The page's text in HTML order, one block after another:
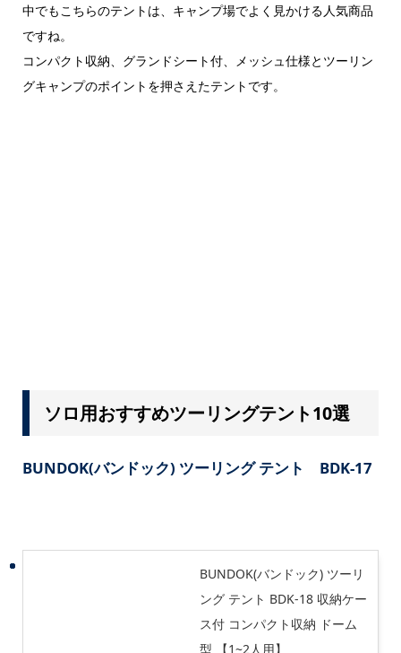
中でもこちらのテントは、キャンプ場でよく見かける人気商品
ですね。
コンパクト収納、グランドシート付、メッシュ仕様とツーリン
グキャンプのポイントを押さえたテントです。
ソロ用おすすめツーリングテント10選
BUNDOK(バンドック) ツーリング テント BDK-17
BUNDOK(バンドック) ツーリ
ング テント BDK-18 収納ケー
ス付 コンパクト収納 ドーム
型 【1~2人用】